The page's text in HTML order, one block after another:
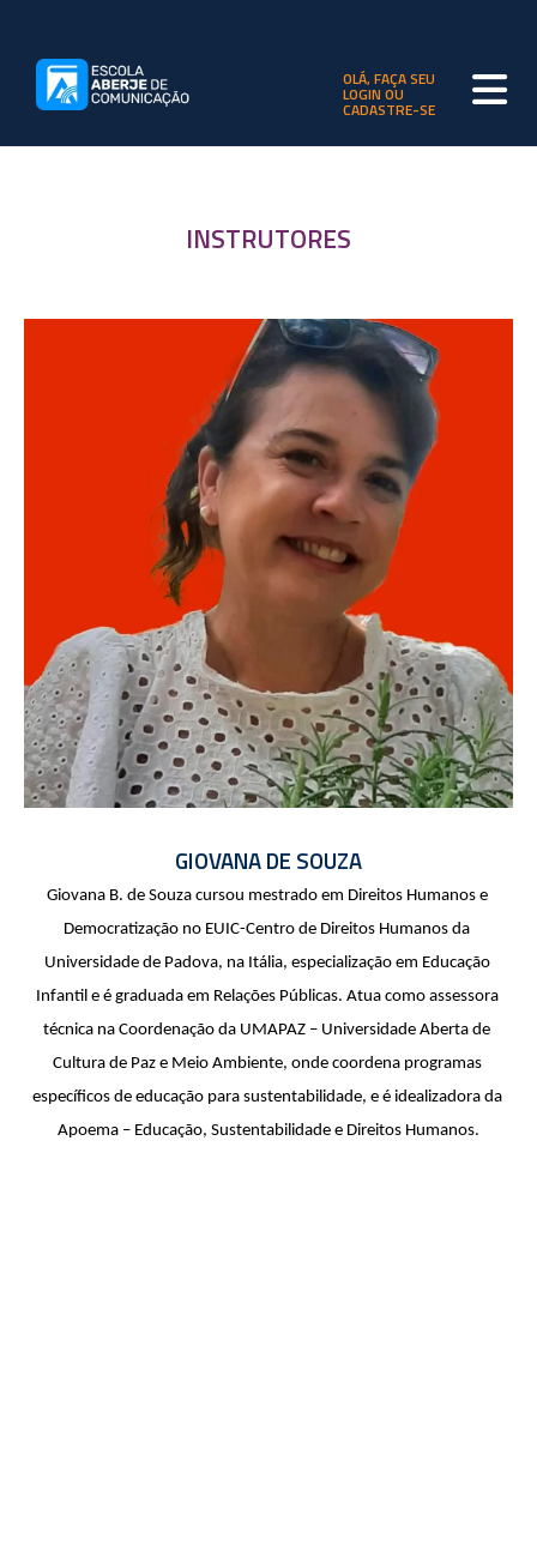
OLÁ, FAÇA SEU
LOGIN OU
CADASTRE-SE
INSTRUTORES
GIOVANA DE SOUZA
Giovana B. de Souza cursou mestrado em Direitos Humanos e
Democratização no EUIC-Centro de Direitos Humanos da
Universidade de Padova, na Itália, especialização em Educação
Infantil e é graduada em Relações Públicas. Atua como assessora
técnica na Coordenação da UMAPAZ – Universidade Aberta de
Cultura de Paz e Meio Ambiente, onde coordena programas
específicos de educação para sustentabilidade, e é idealizadora da
Apoema – Educação, Sustentabilidade e Direitos Humanos.